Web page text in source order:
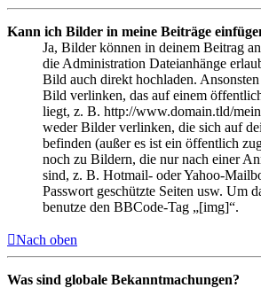
Kann ich Bilder in meine Beiträge
Ja, Bilder können in deinem Beitrag
die Administration Dateianhänge
Bild auch direkt hochladen.
Bild verlinken, das auf einem
liegt, z. B. http://www.domain.tld/
weder Bilder verlinken, die sich auf
befinden (außer es ist ein öffentlich
noch zu Bildern, die nur nach einer
sind, z. B. Hotmail- oder Yahoo-
Passwort geschützte Seiten usw. Um
benutze den BBCode-Tag „[img]“.
Nach oben
Was sind globale Bekanntmachungen?